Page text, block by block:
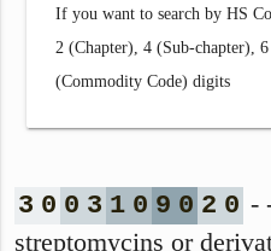
If you want to search by HS
2 (Chapter), 4 (Sub-chapter),
(Commodity Code) digits
3 0 0 3 1 0 9 0 2 0 -
streptomycins or